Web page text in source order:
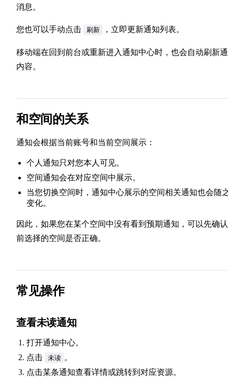
消息。
您也可以手动点击 刷新 ，立即更新通知列表。
移动端在回到前台或重新进入通知中心时，也会自动刷新
内容。
和空间的关系
通知会根据当前账号和当前空间展示：
个人通知只对您本人可见。
空间通知会在对应空间中展示。
当您切换空间时，通知中心展示的空间相关通知也会随
变化。
因此，如果您在某个空间中没有看到预期通知，可以先确
前选择的空间是否正确。
常见操作
查看未读通知
打开通知中心。
点击
未读 。
点击某条通知查看详情或跳转到对应资源。